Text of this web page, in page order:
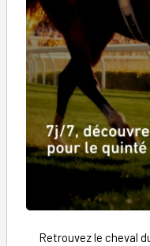
Retrouvez le cheval